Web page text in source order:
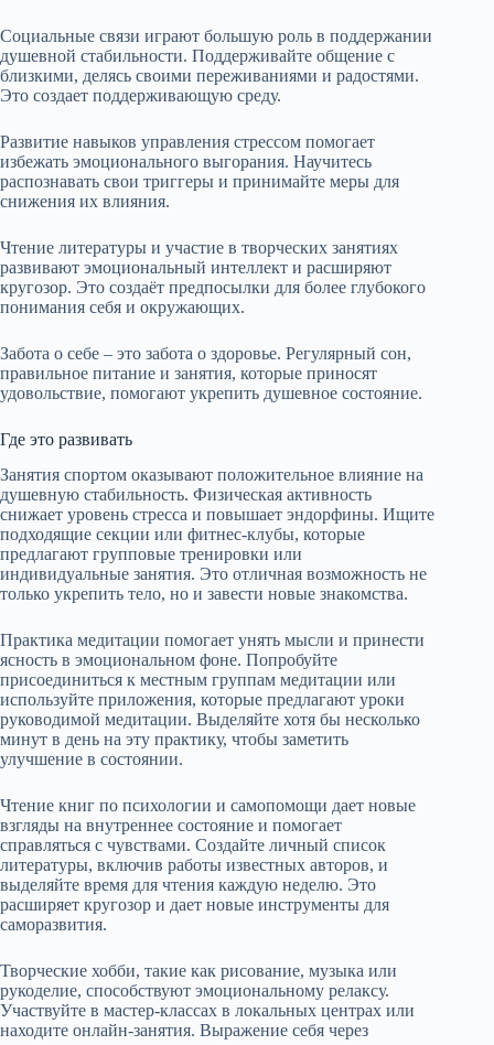
Социальные связи играют большую роль в поддержании
душевной стабильности. Поддерживайте общение с
близкими, делясь своими переживаниями и радостями.
Это создает поддерживающую среду.
Развитие навыков управления стрессом помогает
избежать эмоционального выгорания. Научитесь
распознавать свои триггеры и принимайте меры для
снижения их влияния.
Чтение литературы и участие в творческих занятиях
развивают эмоциональный интеллект и расширяют
кругозор. Это создаёт предпосылки для более глубокого
понимания себя и окружающих.
Забота о себе – это забота о здоровье. Регулярный сон,
правильное питание и занятия, которые приносят
удовольствие, помогают укрепить душевное состояние.
Где это развивать
Занятия спортом оказывают положительное влияние на
душевную стабильность. Физическая активность
снижает уровень стресса и повышает эндорфины. Ищите
подходящие секции или фитнес-клубы, которые
предлагают групповые тренировки или
индивидуальные занятия. Это отличная возможность не
только укрепить тело, но и завести новые знакомства.
Практика медитации помогает унять мысли и принести
ясность в эмоциональном фоне. Попробуйте
присоединиться к местным группам медитации или
используйте приложения, которые предлагают уроки
руководимой медитации. Выделяйте хотя бы несколько
минут в день на эту практику, чтобы заметить
улучшение в состоянии.
Чтение книг по психологии и самопомощи дает новые
взгляды на внутреннее состояние и помогает
справляться с чувствами. Создайте личный список
литературы, включив работы известных авторов, и
выделяйте время для чтения каждую неделю. Это
расширяет кругозор и дает новые инструменты для
саморазвития.
Творческие хобби, такие как рисование, музыка или
рукоделие, способствуют эмоциональному релаксу.
Участвуйте в мастер-классах в локальных центрах или
находите онлайн-занятия. Выражение себя через